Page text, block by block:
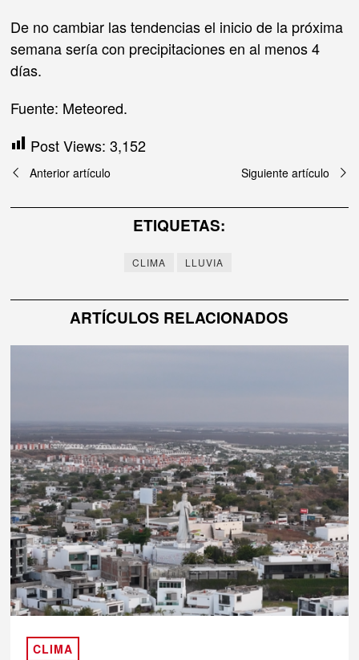
De no cambiar las tendencias el inicio de la próxima
semana sería con precipitaciones en al menos 4
días.
Fuente: Meteored.
Post Views: 3,152
Navegación
de
Anterior artículo Siguiente artículo
ETIQUETAS:
CLIMA LLUVIA
ARTÍCULOS RELACIONADOS
CLIMA